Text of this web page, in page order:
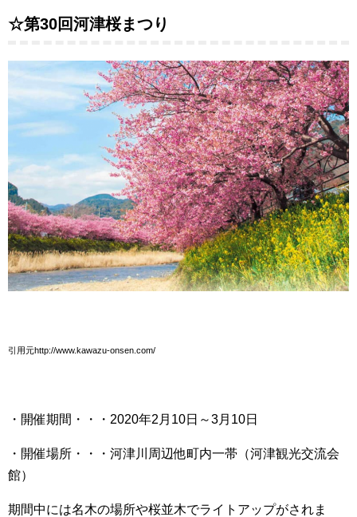
☆第30回河津桜まつり
引用元http://www.kawazu-onsen.com/
・開催期間・・・2020年2月10日～3月10日
・開催場所・・・河津川周辺他町内一帯（河津観光交流会
館）
期間中には名木の場所や桜並木でライトアップがされま